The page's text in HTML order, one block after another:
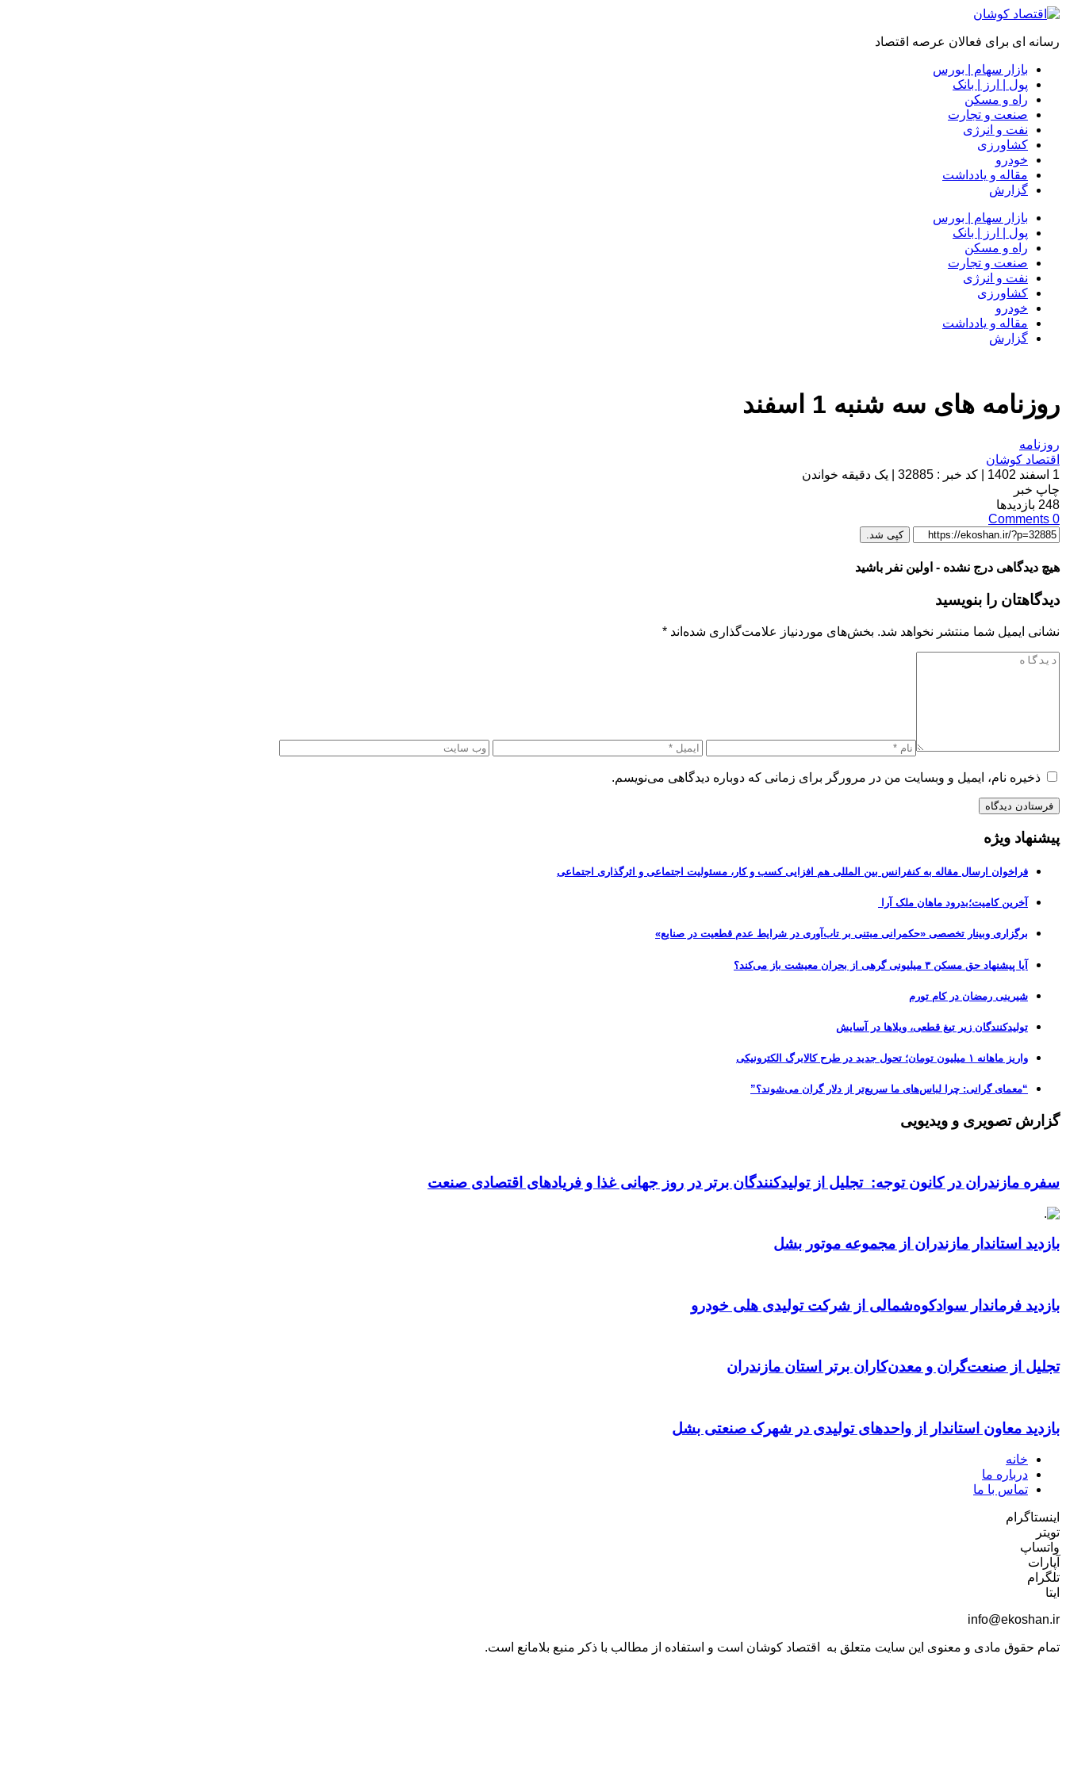
رسانه ای برای فعالان عرصه اقتصاد
بازار سهام | بورس
پول | ارز | بانک
راه و مسکن
صنعت و تجارت
نفت و انرژی
کشاورزی
خودرو
مقاله و یادداشت
گزارش
بازار سهام | بورس
پول | ارز | بانک
راه و مسکن
صنعت و تجارت
نفت و انرژی
کشاورزی
خودرو
مقاله و یادداشت
گزارش
روزنامه های سه شنبه 1 اسفند
روزنامه
اقتصاد کوشان
1 اسفند 1402
کد خبر : 32885
یک دقیقه خواندن
چاپ خبر
248 بازدیدها
0
Comments
کپی شد.
هیچ دیدگاهی درج نشده - اولین نفر باشید
دیدگاهتان را بنویسید
نشانی ایمیل شما منتشر نخواهد شد. بخش‌های موردنیاز علامت‌گذاری شده‌اند *
ذخیره نام، ایمیل و وبسایت من در مرورگر برای زمانی که دوباره دیدگاهی می‌نویسم.
پیشنهاد ویژه
فراخوان ارسال مقاله به کنفرانس بین المللی هم افزایی کسب و کار، مسئولیت اجتماعی و اثرگذاری اجتماعی
آخرین کامیت؛بدرود ماهان ملک آرا
برگزاری وبینار تخصصی «حکمرانی مبتنی بر تاب‌آوری در شرایط عدم قطعیت در صنایع»
آیا پیشنهاد حق مسکن ۳ میلیونی گرهی از بحران معیشت باز می‌کند؟
شیرینی رمضان در کام تورم
تولیدکنندگان زیر تیغ قطعی، ویلاها در آسایش
واریز ماهانه ۱ میلیون تومان؛ تحول جدید در طرح کالابرگ الکترونیکی
“معمای گرانی: چرا لباس‌های ما سریع‌تر از دلار گران می‌شوند؟”
گزارش تصویری و ویدیویی
سفره مازندران در کانون توجه: تجلیل از تولیدکنندگان برتر در روز جهانی غذا و فریادهای اقتصادی صنعت
بازدید استاندار مازندران از مجموعه موتور بشل
بازدید فرماندار سوادکوه‌شمالی از شرکت تولیدی هلی خودرو
تجلیل از صنعت‌گران و معدن‌کاران برتر استان مازندران
بازدید معاون استاندار از واحدهای تولیدی در شهرک صنعتی بشل
خانه
درباره ما
تماس با ما
اینستاگرام
تویتر
واتساپ
آپارات
تلگرام
ایتا
info@ekoshan.ir
تمام حقوق مادی و معنوی این سایت متعلق به اقتصاد کوشان است و استفاده از مطالب با ذکر منبع بلامانع است.